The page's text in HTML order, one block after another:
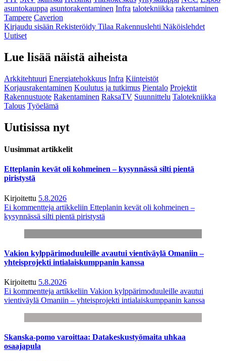
asuntokauppa asuntorakentaminen Infra talotekniikka rakentaminen
Tampere Caverion
Kirjaudu sisään Rekisteröidy Tilaa Rakennuslehti Näköislehdet
Uutiset
Lue lisää näistä aiheista
Arkkitehtuuri Energiatehokkuus Infra Kiinteistöt
Korjausrakentaminen Koulutus ja tutkimus Pientalo Projektit
Rakennustuote Rakentaminen RaksaTV Suunnittelu Talotekniikka
Talous Työelämä
Uutisissa nyt
Uusimmat artikkelit
Etteplanin kevät oli kohmeinen – kysynnässä silti pientä
piristystä
Kirjoitettu 5.8.2026
Ei kommentteja artikkeliin Etteplanin kevät oli kohmeinen –
kysynnässä silti pientä piristystä
Vakion kylppärimoduuleille avautui vientiväylä Omaniin –
yhteisprojekti intialaiskumppanin kanssa
Kirjoitettu 5.8.2026
Ei kommentteja artikkeliin Vakion kylppärimoduuleille avautui
vientiväylä Omaniin – yhteisprojekti intialaiskumppanin kanssa
Skanska-pomo varoittaa: Datakeskustyömaita uhkaa
osaajapula